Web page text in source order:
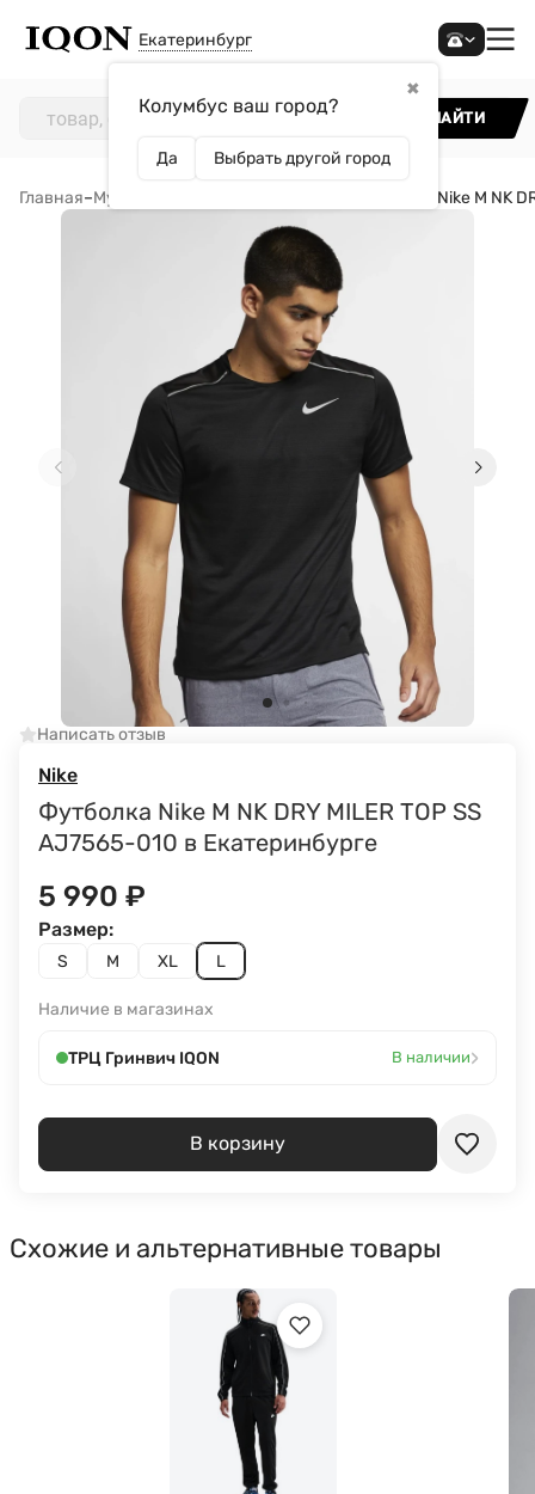
Екатеринбург
✖
Колумбус ваш город?
Да Выбрать другой город
НАЙТИ
Главная–Мужчинам Футболка Nike M NK
Написать отзыв
Nike
Футболка Nike M NK DRY MILER TOP SS
AJ7565-010 в Екатеринбурге
5 990 ₽
S M XL L
Размер:
Наличие в магазинах
ТРЦ Гринвич IQON В наличии›
В корзину
Схожие и альтернативные товары